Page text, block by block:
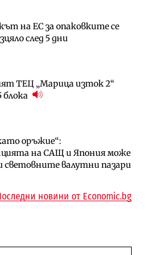
на ЕС за опаковките се
след 5 дни
ТЕЦ „Марица изток 2“
блока
оръжие“:
на САЩ и Япония може
световните валутни пазари
ще работи само още
ако сушата продължи
е намалял, че големи
да се откажат
зависят от
власт за 75% от
си
избра изпълнител за
на трамвайното
България поскъпват при
население и все повече
лидер при технологичните
системните интегратори
новини от Economic.bg